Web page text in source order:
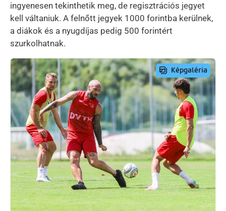
ingyenesen tekinthetik meg, de regisztrációs jegyet
kell váltaniuk. A felnőtt jegyek 1000 forintba kerülnek,
a diákok és a nyugdíjas pedig 500 forintért
szurkolhatnak.
Preview Image